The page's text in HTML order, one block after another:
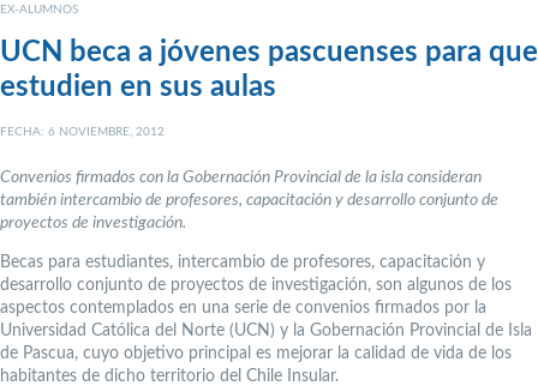
EX-ALUMNOS
UCN beca a jóvenes pascuenses para que
estudien en sus aulas
FECHA: 6 NOVIEMBRE, 2012
Convenios firmados con la Gobernación Provincial de la isla consideran
también intercambio de profesores, capacitación y desarrollo conjunto de
proyectos de investigación.
Becas para estudiantes, intercambio de profesores, capacitación y
desarrollo conjunto de proyectos de investigación, son algunos de los
aspectos contemplados en una serie de convenios firmados por la
Universidad Católica del Norte (UCN) y la Gobernación Provincial de Isla
de Pascua, cuyo objetivo principal es mejorar la calidad de vida de los
habitantes de dicho territorio del Chile Insular.